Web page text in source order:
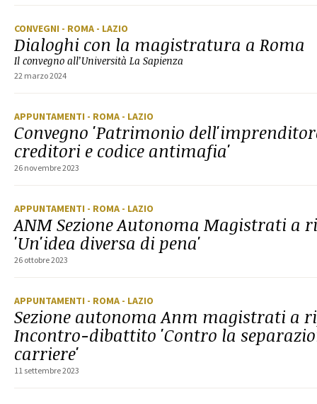
CONVEGNI - ROMA - LAZIO
Dialoghi con la magistratura a Roma
Il convegno all’Università La Sapienza
22 marzo 2024
APPUNTAMENTI - ROMA - LAZIO
Convegno 'Patrimonio
creditori e codice antimafia'
26 novembre 2023
APPUNTAMENTI - ROMA - LAZIO
ANM Sezione Autonoma Magistrati a
'Un'idea diversa di pena'
26 ottobre 2023
APPUNTAMENTI - ROMA - LAZIO
Sezione autonoma Anm magistrati a
Incontro-dibattito 'Contro la
carriere'
11 settembre 2023